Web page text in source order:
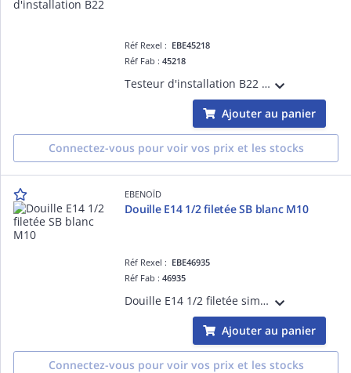
Réf Rexel : EBE45218
Réf Fab :45218
Testeur d'installation B22 blanc
Ajouter au panier
Connectez-vous pour voir vos prix et les stocks
EBENOÏD
Douille E14 1/2 filetée SB blanc M10
Réf Rexel : EBE46935
Réf Fab :46935
Douille E14 1/2 filetée simple bague blanc raccord M10, douille:E14, filetage de raccord:M10 x 1, matériau:plastique
Ajouter au panier
Connectez-vous pour voir vos prix et les stocks